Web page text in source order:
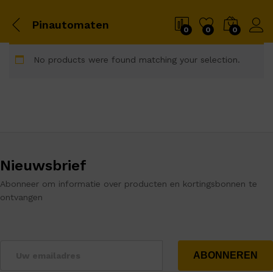
Pinautomaten 0 0 0
No products were found matching your selection.
Nieuwsbrief
Abonneer om informatie over producten en kortingsbonnen te
ontvangen